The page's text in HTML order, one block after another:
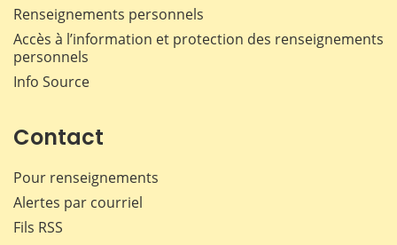
Renseignements personnels
Accès à l’information et protection des renseignements
personnels
Info Source
Contact
Pour renseignements
Alertes par courriel
Fils RSS